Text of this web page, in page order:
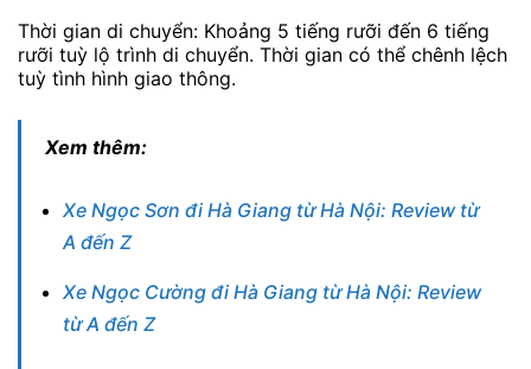
Thời gian di chuyển: Khoảng 5 tiếng rưỡi đến 6 tiếng
rưỡi tuỳ lộ trình di chuyển. Thời gian có thể chênh lệch
tuỳ tình hình giao thông.
Xem thêm:
Xe Ngọc Sơn đi Hà Giang từ Hà Nội: Review từ
A đến Z
Xe Ngọc Cường đi Hà Giang từ Hà Nội: Review
từ A đến Z